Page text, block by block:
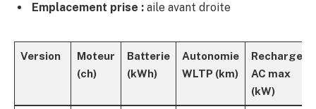
Emplacement prise : aile avant droite
Version
Moteur
(ch)
Batterie
(kWh)
Autonomie
WLTP (km)
Recharge
AC max
(kW)